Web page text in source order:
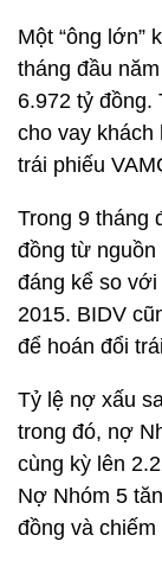
Một “ông lớn”
tháng đầu
6.972 tỷ đồng.
cho vay khách
trái phiếu
Trong 9 tháng
đồng từ
đáng kể so
2015. BIDV
để hoán đổi
Tỷ lệ nợ xấu
trong đó, nợ
cùng kỳ lên
Nợ Nhóm 5
đồng và